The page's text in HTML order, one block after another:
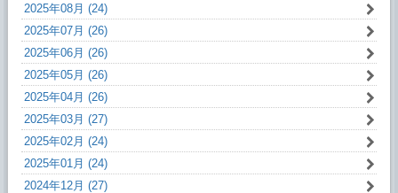
2025年08月 (24)
2025年07月 (26)
2025年06月 (26)
2025年05月 (26)
2025年04月 (26)
2025年03月 (27)
2025年02月 (24)
2025年01月 (24)
2024年12月 (27)